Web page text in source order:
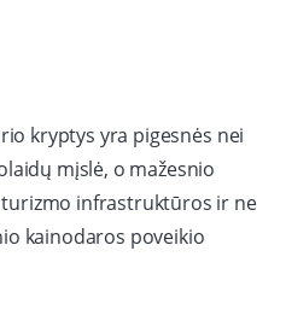
kryptys yra pigesnės nei
mįslė, o mažesnio
infrastruktūros ir ne
kainodaros poveikio